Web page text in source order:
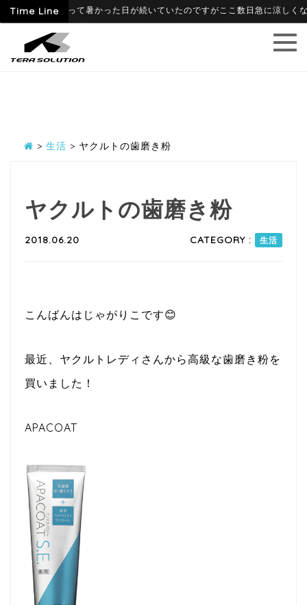
Time Line
09 6月に入って暑かった日が続いていたのですがここ数日急に涼しくな
> 生活 > ヤクルトの歯磨き粉
ヤクルトの歯磨き粉
2018.06.20 CATEGORY : 生活
こんばんはじゃがりこです😊
最近、ヤクルトレディさんから高級な歯磨き粉を
買いました！
APACOAT